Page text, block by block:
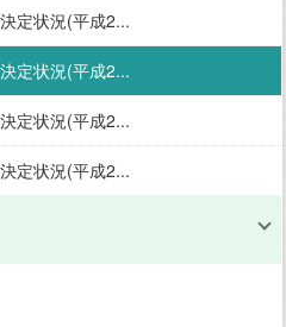
定状況(平成2...
定状況(平成2...
定状況(平成2...
定状況(平成2...